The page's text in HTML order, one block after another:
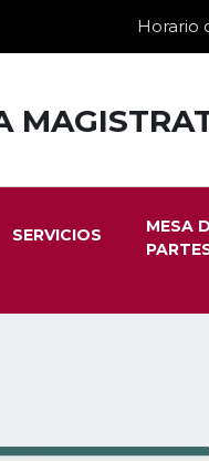
Horario
SERVICIOS
MESA